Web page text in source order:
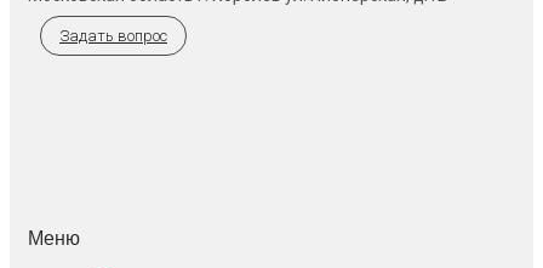
Задать вопрос
Меню